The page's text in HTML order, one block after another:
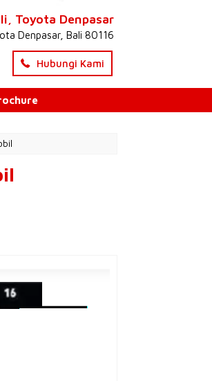
Toyota Denpasar
Denpasar, Bali 80116
Hubungi Kami